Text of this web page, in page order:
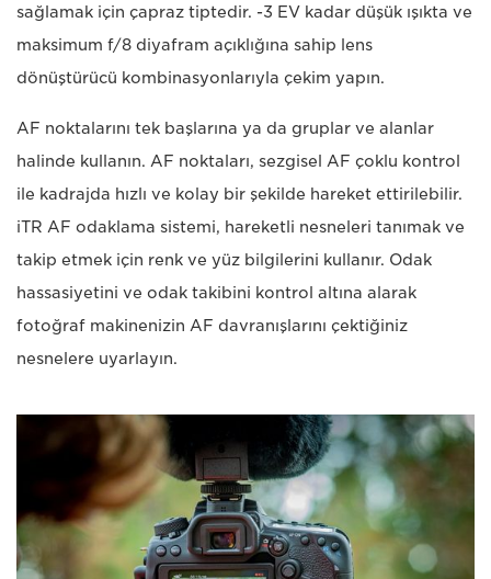
sağlamak için çapraz tiptedir. -3 EV kadar düşük ışıkta ve
maksimum f/8 diyafram açıklığına sahip lens
dönüştürücü kombinasyonlarıyla çekim yapın.
AF noktalarını tek başlarına ya da gruplar ve alanlar
halinde kullanın. AF noktaları, sezgisel AF çoklu kontrol
ile kadrajda hızlı ve kolay bir şekilde hareket ettirilebilir.
iTR AF odaklama sistemi, hareketli nesneleri tanımak ve
takip etmek için renk ve yüz bilgilerini kullanır. Odak
hassasiyetini ve odak takibini kontrol altına alarak
fotoğraf makinenizin AF davranışlarını çektiğiniz
nesnelere uyarlayın.